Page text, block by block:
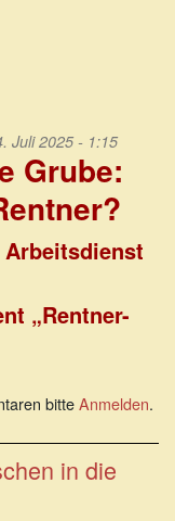
Juli 2025 - 1:15
Grube:
„Rentner-
bitteAnmelden.
in die